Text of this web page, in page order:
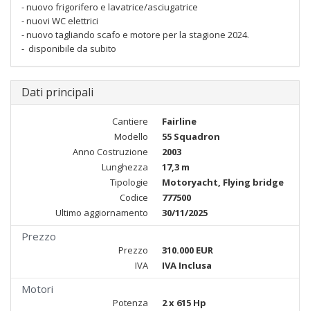
- ⁠nuovo frigorifero e lavatrice/asciugatrice
- ⁠nuovi WC elettrici
- ⁠nuovo tagliando scafo e motore per la stagione 2024.
- ⁠ disponibile da subito
Dati principali
Cantiere
Fairline
Modello
55 Squadron
Anno Costruzione
2003
Lunghezza
17,3 m
Tipologie
Motoryacht, Flying bridge
Codice
777500
Ultimo aggiornamento
30/11/2025
Prezzo
Prezzo
310.000 EUR
IVA
IVA Inclusa
Motori
Potenza
2 x 615 Hp